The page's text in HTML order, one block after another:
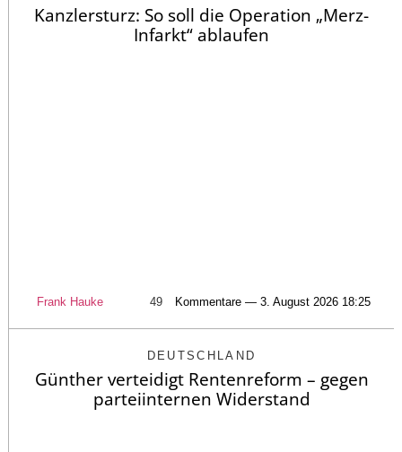
Kanzlersturz: So soll die Operation „Merz-
Infarkt“ ablaufen
Frank Hauke 49 Kommentare — 3. August 2026 18:25
DEUTSCHLAND
Günther verteidigt Rentenreform – gegen
parteiinternen Widerstand